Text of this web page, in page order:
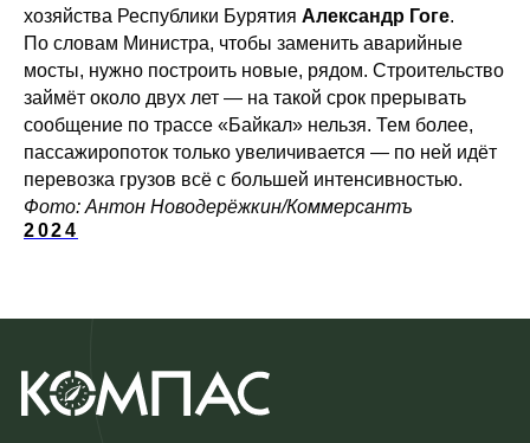
хозяйства Республики Бурятия Александр Гоге.
По словам Министра, чтобы заменить аварийные
мосты, нужно построить новые, рядом. Строительство
займёт около двух лет — на такой срок прерывать
сообщение по трассе «Байкал» нельзя. Тем более,
пассажиропоток только увеличивается — по ней идёт
перевозка грузов всё с большей интенсивностью.
Фото: Антон Новодерёжкин/Коммерсантъ
2024